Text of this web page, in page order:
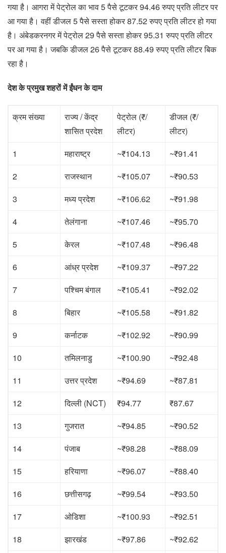
गया है। आगरा में पेट्रोल का भाव 5 पैसे टूटकर 94.46 रुपए प्रति लीटर पर
आ गया है। वहीं डीजल 5 पैसे सस्ता होकर 87.52 रुपए प्रति लीटर हो गया
है। अंबेडकरनगर में पेट्रोल 29 पैसे सस्ता होकर 95.31 रुपए प्रति लीटर
पर आ गया है। जबकि डीजल 26 पैसे टूटकर 88.49 रुपए प्रति लीटर बिक
रहा है।
देश के प्रमुख शहरों में ईंधन के दाम
क्रम संख्या
राज्य / केंद्र
शासित प्रदेश
पेट्रोल (₹/
लीटर)
डीजल (₹/
लीटर)
1
महाराष्ट्र ~₹104.13
~₹91.41
2
राजस्थान ~₹105.07
~₹90.53
3
मध्य प्रदेश ~₹106.62
~₹91.98
4
तेलंगाना ~₹107.46
~₹95.70
5
केरल ~₹107.48
~₹96.48
6
आंध्र प्रदेश ~₹109.37
~₹97.22
7
पश्चिम बंगाल ~₹105.41
~₹92.02
8
बिहार ~₹105.58
~₹91.82
9
कर्नाटक ~₹102.92
~₹90.99
10
तमिलनाडु ~₹100.90
~₹92.48
11
उत्तर प्रदेश ~₹94.69
~₹87.81
12
दिल्ली (NCT) ₹94.77
₹87.67
13
गुजरात ~₹94.85
~₹90.52
14
पंजाब ~₹98.28
~₹88.09
15
हरियाणा ~₹96.07
~₹88.40
16
छत्तीसगढ़ ~₹99.54
~₹93.50
17
ओडिशा ~₹100.93
~₹92.51
18
झारखंड ~₹97.86
~₹92.62